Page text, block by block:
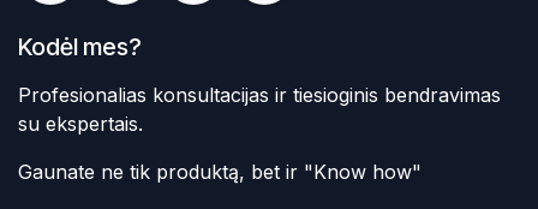
Kodėl mes?
Profesionalias konsultacijas ir tiesioginis bendravimas
su ekspertais.
Gaunate ne tik produktą, bet ir "Know how"